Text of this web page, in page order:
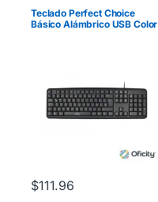
Teclado Perfect Choice
Básico Alámbrico USB Color
$111.96